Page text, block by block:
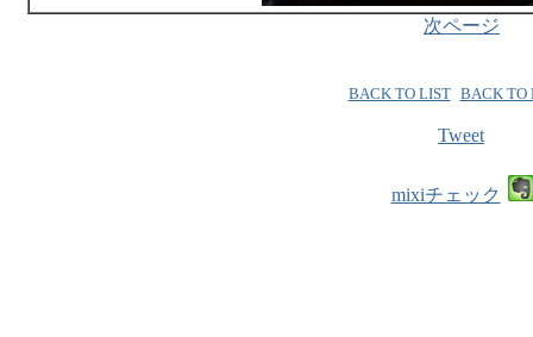
次ページ
BACK TO LIST BACK TO
Tweet
mixiチェック